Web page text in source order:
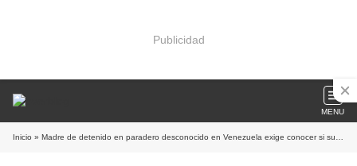
Publicidad
MENU
Inicio » Madre de detenido en paradero desconocido en Venezuela exige conocer si su hijo está vivo